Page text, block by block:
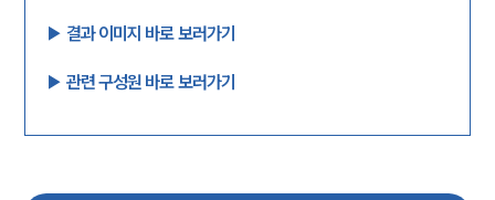
▶︎ 결과 이미지 바로 보러가기
▶︎ 관련 구성원 바로 보러가기